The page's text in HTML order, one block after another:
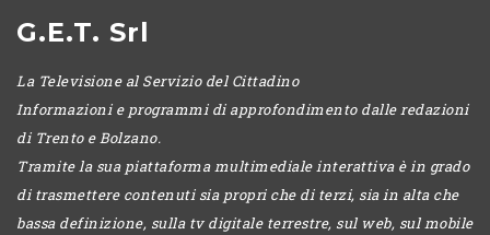
G.E.T. Srl
La Televisione al Servizio del Cittadino
Informazioni e programmi di approfondimento dalle redazioni
di Trento e Bolzano.
Tramite la sua piattaforma multimediale interattiva è in grado
di trasmettere contenuti sia propri che di terzi, sia in alta che
bassa definizione, sulla tv digitale terrestre, sul web, sul mobile